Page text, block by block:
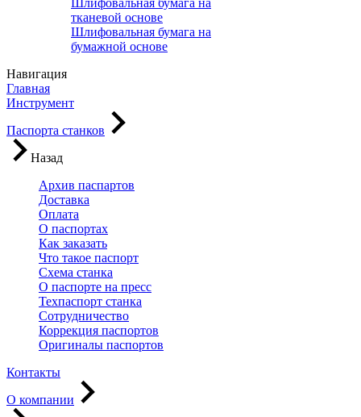
Шлифовальная бумага на
тканевой основе
Шлифовальная бумага на
бумажной основе
Навигация
Главная
Инструмент
Паспорта станков
Назад
Архив паспартов
Доставка
Оплата
О паспортах
Как заказать
Что такое паспорт
Схема станка
О паспорте на пресс
Техпаспорт станка
Сотрудничество
Коррекция паспортов
Оригиналы паспортов
Контакты
О компании